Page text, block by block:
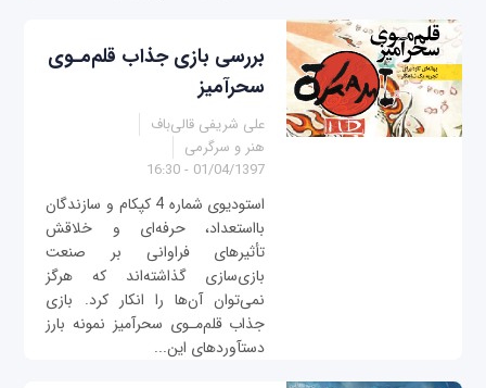
بررسی بازی جذاب قلم‌مـوی
سحرآمیز
علی شریفی قالی‌باف
هنر و سرگرمی
01/04/1397 - 16:30
استودیوی شماره‌ 4 کپکام و سازندگان
بااستعداد، حرفه‌ای و خلاقش
تأثیرهای فراوانی بر صنعت
بازی‌سازی گذاشته‌اند که هرگز
نمی‌توان آن‌ها را انکار کرد. بازی
جذاب قلم‌مـوی سحرآمیز نمونه بارز
دستآوردهای این...